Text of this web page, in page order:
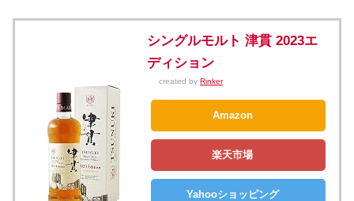
シングルモルト 津貫 2023エ
ディション
created by Rinker
Amazon
楽天市場
Yahooショッピング